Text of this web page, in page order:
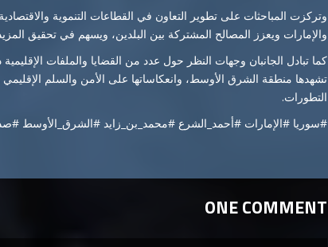
وتركزت المباحثات على تطوير التعاون في القطاعات التنموية
والإمارات ويعزز المصالح المشتركة بين البلدين، ويسهم في تحقيق
كما تبادل الجانبان وجهات النظر حول عدد من القضايا والملفات
تشهدها منطقة الشرق الأوسط، وانعكاساتها على الأمن والسلم الإقليمي
التطورات.
#سوريا #الإمارات #أحمد_الشرع #محمد_بن_زايد #الشرق_الأوسط
ONE COMMENT